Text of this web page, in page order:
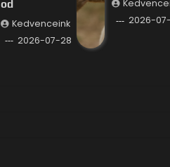
od
Kedvenceink
2026-07-28
2026-